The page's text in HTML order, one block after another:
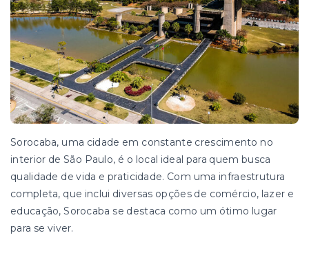
Sorocaba, uma cidade em constante crescimento no
interior de São Paulo, é o local ideal para quem busca
qualidade de vida e praticidade. Com uma infraestrutura
completa, que inclui diversas opções de comércio, lazer e
educação, Sorocaba se destaca como um ótimo lugar
para se viver.